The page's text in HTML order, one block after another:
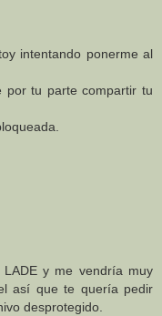
intentando ponerme al
por tu parte compartir tu
y me vendría muy
así que te quería pedir
desprotegido.